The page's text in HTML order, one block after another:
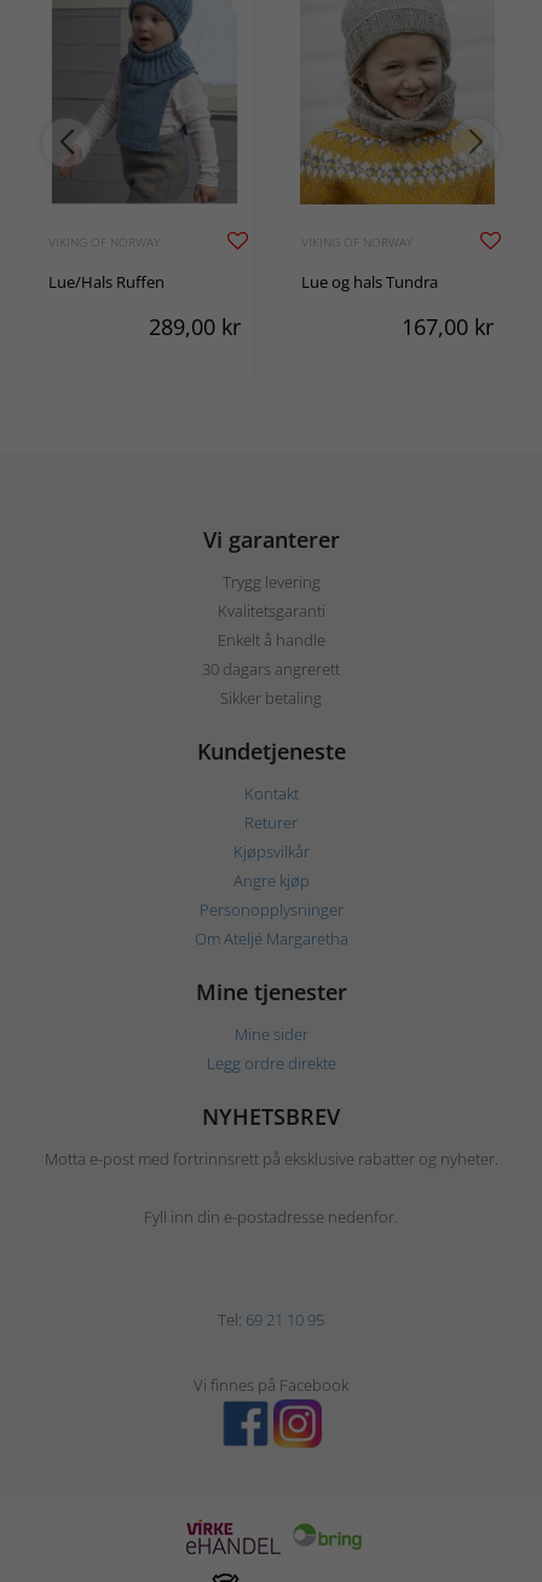
VIKING OF NORWAY
Lue/Hals Ruffen
289,00 kr
VIKING OF NORWAY
Lue og hals Tundra
167,00 kr
Vi garanterer
Trygg levering
Kvalitetsgaranti
Enkelt å handle
30 dagars angrerett
Sikker betaling
Kundetjeneste
Kontakt
Returer
Kjøpsvilkår
Angre kjøp
Personopplysninger
Om Ateljé Margaretha
Mine tjenester
Mine sider
Legg ordre direkte
NYHETSBREV
Motta e-post med fortrinnsrett på eksklusive rabatter og nyheter.
Fyll inn din e-postadresse nedenfor.
Tel: 69 21 10 95
Vi finnes på Facebook